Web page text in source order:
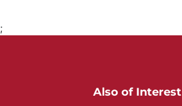
;
Also of Interest